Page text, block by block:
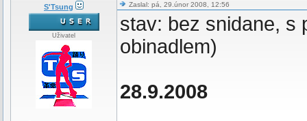
S'Tsung
Uživatel
Zaslal: pá, 29.únor 2008, 12:56
stav: bez snidane, s
obinadlem)
28.9.2008